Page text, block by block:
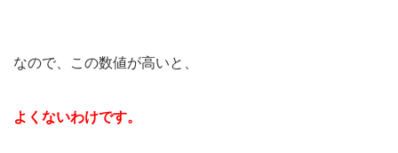
追
ブロ
なので、この数値が高いと、
よくないわけです。